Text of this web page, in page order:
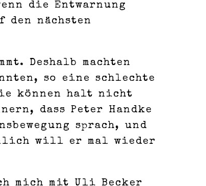
die Entwarnung
den nächsten
Deshalb machten
so eine schlechte
können halt nicht
dass Peter Handke
sprach, und
will er mal wieder
mich mit Uli Becker